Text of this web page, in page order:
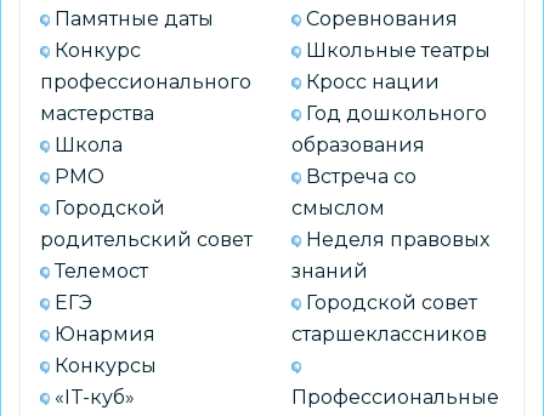
Памятные даты
Конкурс
профессионального
мастерства
Школа
РМО
Городской
родительский совет
Телемост
ЕГЭ
Юнармия
Конкурсы
«IT-куб»
Соревнования
Школьные театры
Кросс нации
Год дошкольного
образования
Встреча со
смыслом
Неделя правовых
знаний
Городской совет
старшеклассников
Профессиональные